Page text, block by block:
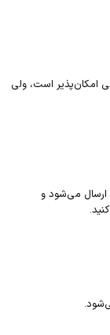
امکان‌پذیر است، ولی
ارسال می‌شود و